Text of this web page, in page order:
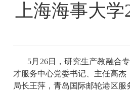
上海海事大学
5月26日，研究生产教融合
才服务中心党委书记、主任高
局长王萍，青岛国际邮轮港区